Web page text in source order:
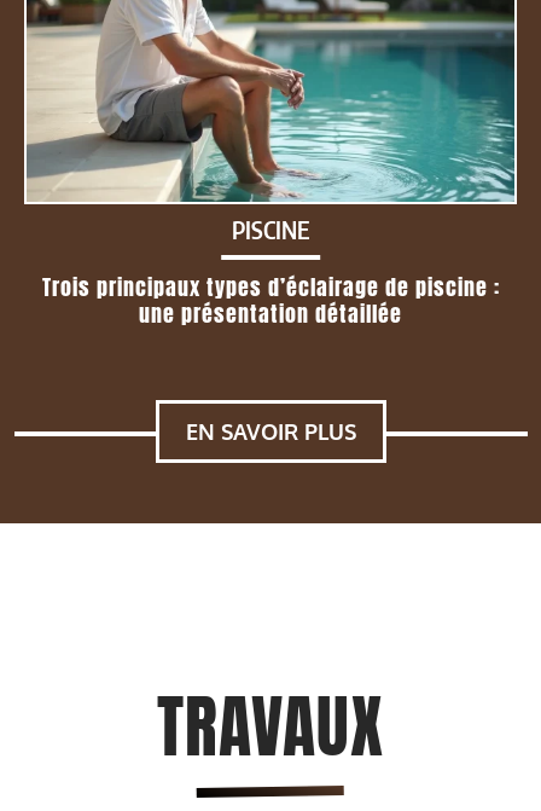
PISCINE
Trois principaux types d’éclairage de piscine :
une présentation détaillée
EN SAVOIR PLUS
TRAVAUX